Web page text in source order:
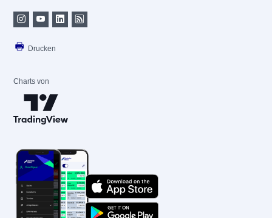
Drucken
Charts von